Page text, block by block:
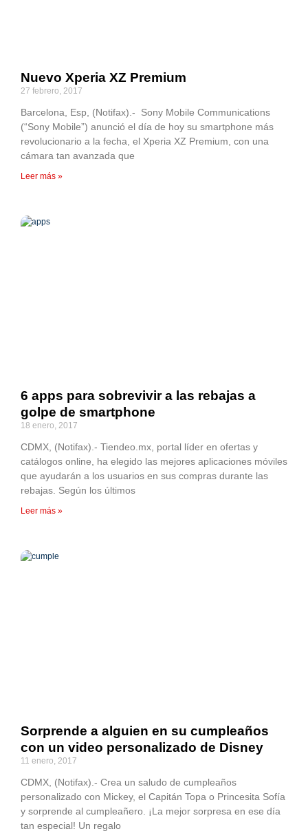
Nuevo Xperia XZ Premium
27 febrero, 2017
Barcelona, Esp, (Notifax).- Sony Mobile Communications
(“Sony Mobile”) anunció el día de hoy su smartphone más
revolucionario a la fecha, el Xperia XZ Premium, con una
cámara tan avanzada que
Leer más »
6 apps para sobrevivir a las rebajas a
golpe de smartphone
18 enero, 2017
CDMX, (Notifax).- Tiendeo.mx, portal líder en ofertas y
catálogos online, ha elegido las mejores aplicaciones móviles
que ayudarán a los usuarios en sus compras durante las
rebajas. Según los últimos
Leer más »
Sorprende a alguien en su cumpleaños
con un video personalizado de Disney
11 enero, 2017
CDMX, (Notifax).- Crea un saludo de cumpleaños
personalizado con Mickey, el Capitán Topa o Princesita Sofía
y sorprende al cumpleañero. ¡La mejor sorpresa en ese día
tan especial! Un regalo